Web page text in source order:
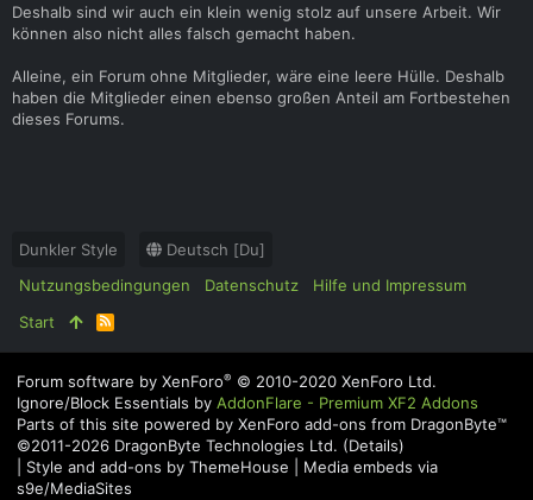
Deshalb sind wir auch ein klein wenig stolz auf unsere Arbeit. Wir
können also nicht alles falsch gemacht haben.
Alleine, ein Forum ohne Mitglieder, wäre eine leere Hülle. Deshalb
haben die Mitglieder einen ebenso großen Anteil am Fortbestehen
dieses Forums.
Dunkler Style
Deutsch [Du]
Nutzungsbedingungen
Datenschutz
Hilfe und Impressum
Start
R
S
Forum software by XenForo® © 2010-2020 XenForo Ltd.
Ignore/Block Essentials by AddonFlare - Premium XF2 Addons
Parts of this site powered by XenForo add-ons from DragonByte™
©2011-2026 DragonByte Technologies Ltd. (Details)
Style and add-ons by ThemeHouse
Media embeds via
s9e/MediaSites